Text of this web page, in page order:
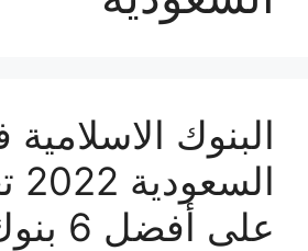
البنوك
على أفضل 6 بنوك اسلامية